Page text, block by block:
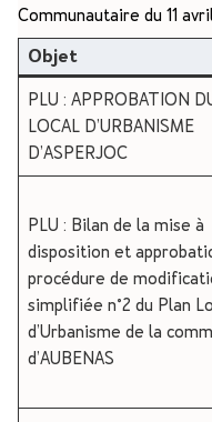
Communautaire du 11
Objet
PLU : APPROBATION
LOCAL D’URBANISME
D’ASPERJOC
PLU : Bilan de la mise à
disposition et
procédure de
simplifiée n°2 du Plan
d’Urbanisme de la
d’AUBENAS